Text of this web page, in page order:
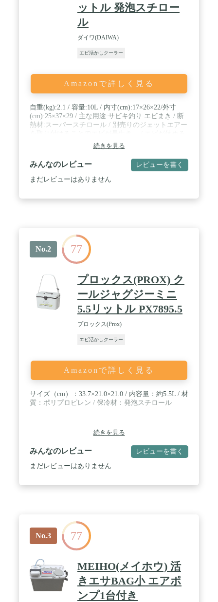
ットル 発泡スチロー
ル
ダイワ(DAIWA)
エビ活かしクーラー
Amazonで詳しく見る
自重(kg):2.1 / 容量:10L / 内寸(cm):17×26×22/外寸
(cm):25×37×29 / 主な用途:サビキ釣り エビまき / 断
熱材:スーパースチロール / 別売りのジェットエアー
ネットと取り出し時に便利な小出しネット付き。
続きを見る
みんなのレビュー レビューを書く
まだレビューはありません
No.2 77
プロックス(PROX) ク
ールジャグジーミニ
5.5リットル PX7895.5
プロックス(Prox)
エビ活かしクーラー
Amazonで詳しく見る
サイズ（cm）：33.7×21.0×21.0 / 内容量：約5.5L / 材
質：ポリプロピレン / 保冷材：発泡スチロール
続きを見る
みんなのレビュー レビューを書く
まだレビューはありません
No.3 77
MEIHO(メイホウ) 活
きエサBAG小 エアポ
ンプ1台付き